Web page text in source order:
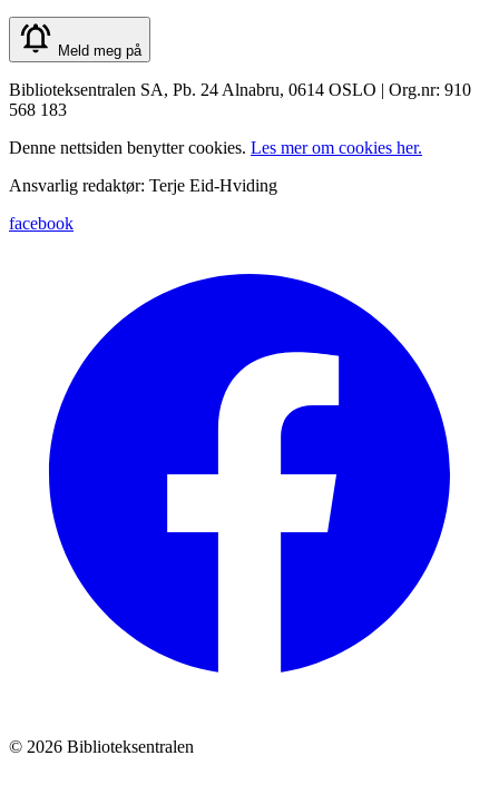
Meld meg på
Biblioteksentralen SA, Pb. 24 Alnabru, 0614 OSLO | Org.nr: 910
568 183
Denne nettsiden benytter cookies. Les mer om cookies her.
Ansvarlig redaktør: Terje Eid-Hviding
facebook
© 2026 Biblioteksentralen